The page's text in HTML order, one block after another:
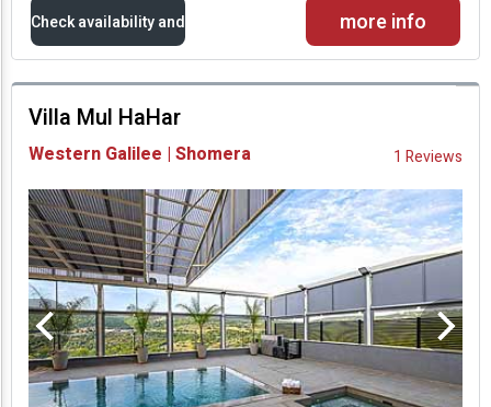
Check availability and
prices
Availability and
Prices
more info
Villa Mul HaHar
Western Galilee | Shomera 1 Reviews